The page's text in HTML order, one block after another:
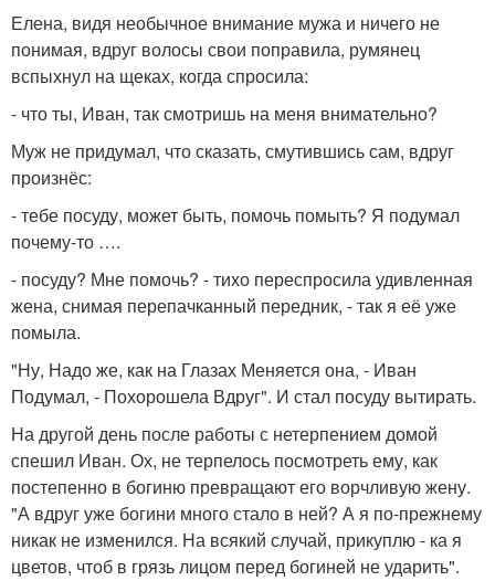
Елена, видя необычное внимание мужа и ничего не
понимая, вдруг волосы свои поправила, румянец
вспыхнул на щеках, когда спросила:
- что ты, Иван, так смотришь на меня внимательно?
Муж не придумал, что сказать, смутившись сам, вдруг
произнёс:
- тебе посуду, может быть, помочь помыть? Я подумал
почему-то ….
- посуду? Мне помочь? - тихо переспросила удивленная
жена, снимая перепачканный передник, - так я её уже
помыла.
"Ну, Надо же, как на Глазах Меняется она, - Иван
Подумал, - Похорошела Вдруг". И стал посуду вытирать.
На другой день после работы с нетерпением домой
спешил Иван. Ох, не терпелось посмотреть ему, как
постепенно в богиню превращают его ворчливую жену.
"А вдруг уже богини много стало в ней? А я по-прежнему
никак не изменился. На всякий случай, прикуплю - ка я
цветов, чтоб в грязь лицом перед богиней не ударить".